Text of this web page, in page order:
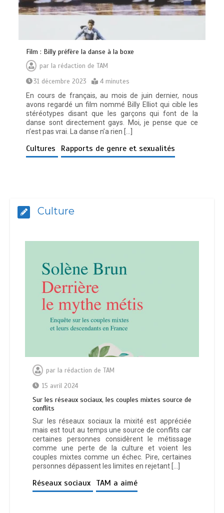
Film : Billy préfère la danse à la boxe
par la rédaction de TAM
31 décembre 2023
4 minutes
En cours de français, au mois de juin dernier, nous
avons regardé un film nommé Billy Elliot qui cible les
stéréotypes disant que les garçons qui font de la
danse sont directement gays. Moi, je pense que ce
n’est pas vrai. La danse n’a rien […]
Cultures Rapports de genre et sexualités
Culture
par la rédaction de TAM
15 avril 2024
Sur les réseaux sociaux, les couples mixtes source de
conflits
Sur les réseaux sociaux la mixité est appréciée
mais est tout au temps une source de conflits car
certaines personnes considèrent le métissage
comme une perte de la culture et voient les
couples mixtes comme un échec. Pire, certaines
personnes dépassent les limites en rejetant […]
Réseaux sociaux TAM a aimé